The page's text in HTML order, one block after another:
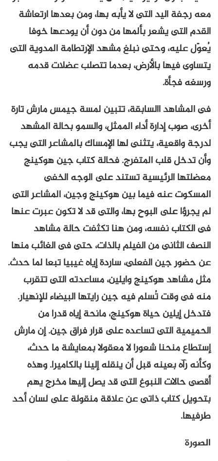
معه رجفة اليد التى لا يأبه بها، ومن بعدها ارتعاشة
القدم التى يشعر بألمها من دون أن يودعها خوفا
يُعوّل عليه، وحتى نبلغ مشهد الإرتطامة المدوية التى
يتساوى فيها بالأرض، بعدما تتصلب عضلات قدمه
ورسغه فجأة.
فى المشاهد االسابقة، تتبين لمسة جيمس مارش تارة
أخرى، صوب إدارة أداء الممثل، والسمو بحالة المشهد
لدرجة واقعية، يتثنى لها الإمساك بالمشاعر التى يجب
وأن تدخل قلب المتفرج. فحالة كتاب جين هوكينج
معضلتها الرئيسية تستند على الوجه الخفى
المسكوت عنه فيما بين هوكينج وجين، المشاعر التى
لم يجرؤا على البوح بها، والتى قد لا تكون عبرت عنها
فى الكتاب نفسه، ومن هنا تكثفت حالة مشاهد
النصف الثانى من الفيلم بالذات، حتى فى الغائب منها
عن حضور جين الفعلى، ساردة إياه غيبيا تبعا لما حدث.
مثل مشاهد هوكينج وايلين، مساعدته التى تتقرب
منه فى وقت تُسلم فيه جين رايتها البيضاء للإنهيار.
فتدخل إيلين حياة هوكينج، مانحة إياه قدرا من
الحميمية التى تساعده على قرار فراق جين. إن مارش
إستطاع منحنا شعورا لا معقولا بمعايشة ما حدث،
وكأنه رآه بعينه قبل أن ينقله إلينا بالكاميرا. وهذه
أقصى حالات النبوغ التى قد يصل إليها مخرج يهم
بتحويل كتاب ذاتى عن علاقة منقولة على لسان أحد
طرفيها.
الصورة